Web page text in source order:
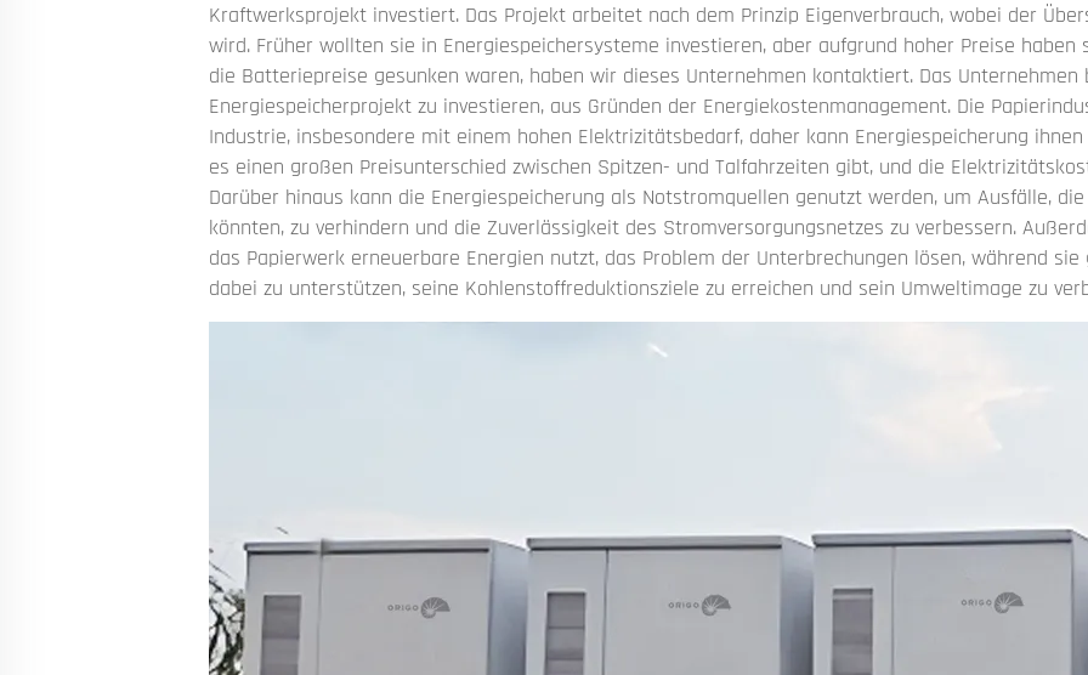
Kraftwerksprojekt investiert. Das Projekt arbeitet nach dem Prinzip Eigenverbrauch, wobei der
wird. Früher wollten sie in Energiespeichersysteme investieren, aber aufgrund hoher Preise
die Batteriepreise gesunken waren, haben wir dieses Unternehmen kontaktiert. Das Unternehmen
Energiespeicherprojekt zu investieren, aus Gründen der Energiekostenmanagement. Die
Industrie, insbesondere mit einem hohen Elektrizitätsbedarf, daher kann Energiespeicherung
es einen großen Preisunterschied zwischen Spitzen- und Talfahrzeiten gibt, und die
Darüber hinaus kann die Energiespeicherung als Notstromquellen genutzt werden, um Ausfälle,
könnten, zu verhindern und die Zuverlässigkeit des Stromversorgungsnetzes zu verbessern.
das Papierwerk erneuerbare Energien nutzt, das Problem der Unterbrechungen lösen, während
dabei zu unterstützen, seine Kohlenstoffreduktionsziele zu erreichen und sein Umweltimage zu